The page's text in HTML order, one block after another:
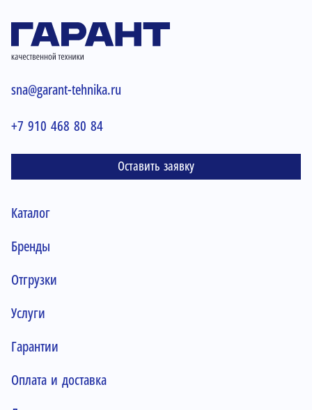
sna@garant-tehnika.ru
+7 910 468 80 84
Оставить заявку
Каталог
Бренды
Отгрузки
Услуги
Гарантии
Оплата и доставка